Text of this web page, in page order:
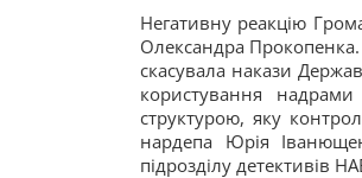
Негативну реакцію
Олександра
скасувала накази
користування
структурою, яку
нардепа Юрія
підрозділу детективів